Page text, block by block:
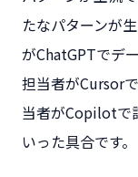
たなパターンが
がChatGPTでデ
担当者がCursor
当者がCopilotで
いった具合です。